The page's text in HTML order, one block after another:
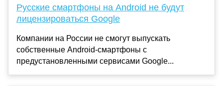
Русские смартфоны на Android не будут
лицензироваться Google
Компании на России не смогут выпускать
собственные Android-смартфоны с
предустановленными сервисами Google...